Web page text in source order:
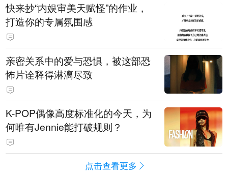
快来抄“内娱审美天赋怪”的作业，
打造你的专属氛围感
亲密关系中的爱与恐惧，被这部恐
怖片诠释得淋漓尽致
K-POP偶像高度标准化的今天，为
何唯有Jennie能打破规则？
点击查看更多